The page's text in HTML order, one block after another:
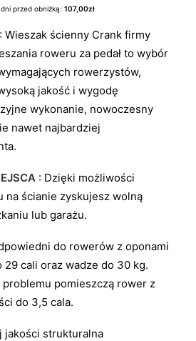
przed obniżką: 107,00zł
: Wieszak ścienny Crank firmy
roweru za pedał to wybór
rowerzystów,
jakość i wygodę
wykonanie, nowoczesny
nawet najbardziej
: Dzięki możliwości
na ścianie zyskujesz wolną
lub garażu.
do rowerów z oponami
cali oraz wadze do 30 kg.
pomieszczą rower z
do 3,5 cala.
jakości strukturalna